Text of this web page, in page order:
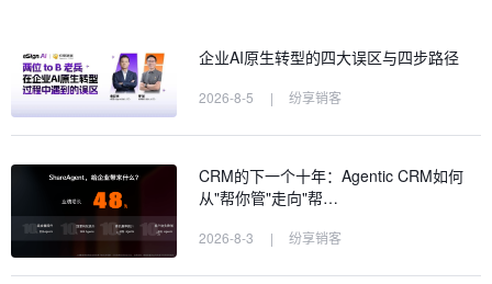
企业AI原生转型的四大误区与四步路径
2026-8-5 | 纷享销客
CRM的下一个十年：Agentic CRM如何
从"帮你管"走向"帮…
2026-8-3 | 纷享销客